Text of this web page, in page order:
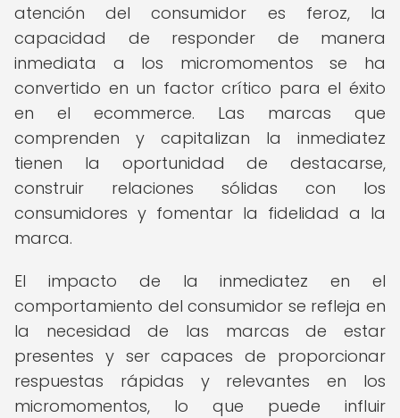
atención del consumidor es feroz, la
capacidad de responder de manera
inmediata a los micromomentos se ha
convertido en un factor crítico para el éxito
en el ecommerce. Las marcas que
comprenden y capitalizan la inmediatez
tienen la oportunidad de destacarse,
construir relaciones sólidas con los
consumidores y fomentar la fidelidad a la
marca.
El impacto de la inmediatez en el
comportamiento del consumidor se refleja en
la necesidad de las marcas de estar
presentes y ser capaces de proporcionar
respuestas rápidas y relevantes en los
micromomentos, lo que puede influir